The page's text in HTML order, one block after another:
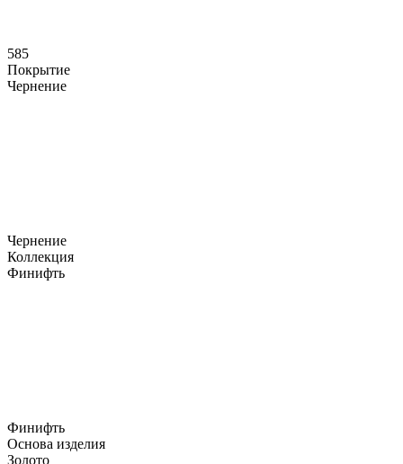
585
Покрытие
Чернение
Чернение
Коллекция
Финифть
Финифть
Основа изделия
Золото